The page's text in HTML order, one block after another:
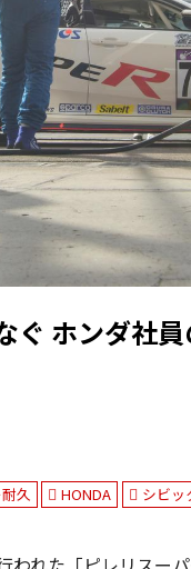
ぐ ホンダ社
久 HONDA シビッ